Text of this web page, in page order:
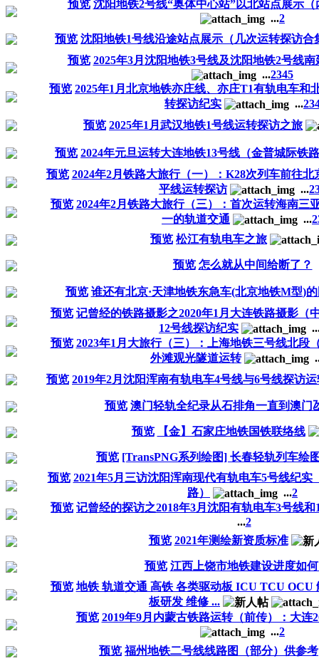
预览 沈阳地铁2号线“奥体中心站”以北站点展示
...2
预览 沈阳地铁1号线沿途站点展示（几次运转探访合
预览 2025年3月沈阳地铁3号线及沈阳地铁2号线
...2345
预览 2025年1月北京地铁亦庄线、亦庄T1有轨电车和
转探访纪实
...23
预览 2025年1月武汉地铁1号线运转探访之旅
预览 2024年元旦运转大连地铁13号线（金普城际铁
预览 2024年2月铁路大旅行（一）：K28次列车前往北
平线运转探访
...2
预览 2024年2月铁路大旅行（三）：首次运转海南三
一的轨道交通
...2
预览 松江有轨电车之旅
预览 怎么就从中间给断了？
预览 谁还有北京·天津地铁东急车(北京地铁M型)
预览 记曾经的铁路摄影之2020年1月大连铁路摄影（
12号线探访纪实
预览 2023年1月大旅行（三）：上海地铁三号线北段
外滩观光隧道运转
预览 2019年2月沈阳浑南有轨电车4号线与6号线探访
预览 澳门轻轨全纪录从石排角一直到澳门
预览 【金】石家庄地铁国铁联络线
预览 [TransPNG系列绘图] 长春轻轨列车绘
预览 2021年5月三访沈阳浑南现代有轨电车5号线纪实
路）
...2
预览 记曾经的探访之2018年3月沈阳有轨电车3号线和
...2
预览 2021年测绘新资质标准
预览 江西上饶市地铁建设进度如
预览 地铁 轨道交通 高铁 各类驱动板 ICU TCU OCU
板研发 维修 ...
预览 2019年9月内蒙古铁路运转（前传）：大连
...2
预览 福州地铁二号线线路图（部分）供参考